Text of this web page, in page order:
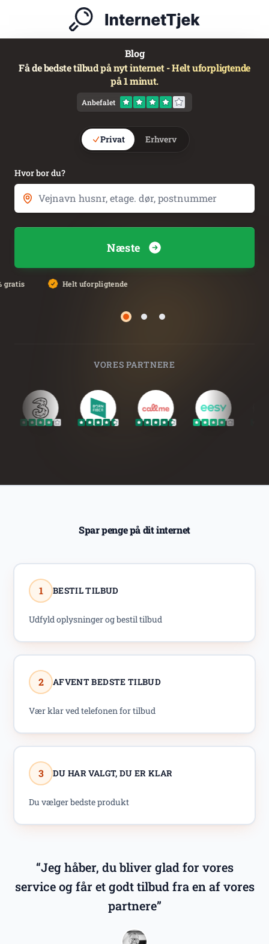
Blog
Få de bedste tilbud på nyt internet - Helt uforpligtende
på 1 minut.
Anbefalet
Privat Erhverv
Hvor bor du?
Næste
gratis Helt uforpligtende
Side 1Side 2Side 3
VORES PARTNERE
Spar penge på dit internet
1 BESTIL TILBUD
Udfyld oplysninger og bestil tilbud
2 AFVENT BEDSTE TILBUD
Vær klar ved telefonen for tilbud
3 DU HAR VALGT, DU ER KLAR
Du vælger bedste produkt
“Jeg håber, du bliver glad for vores
service og får et godt tilbud fra en af vores
partnere”